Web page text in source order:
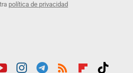
política de privacidad